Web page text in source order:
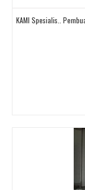
KAMI Spesialis..